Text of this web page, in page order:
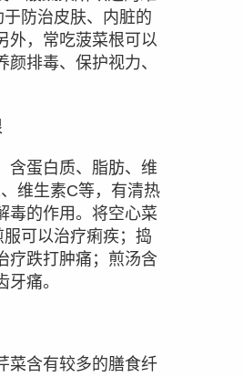
防治皮肤、内脏的
外，常吃菠菜根可以
颜排毒、保护视力、
含蛋白质、脂肪、维
维生素C等，有清热
毒的作用。将空心菜
可以治疗痢疾；捣
疗跌打肿痛；煎汤含
牙痛。
菜含有较多的膳食纤